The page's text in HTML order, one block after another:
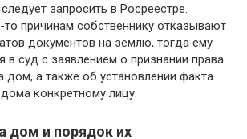
запросить в Росреестре.
причинам собственнику отказывают
документов на землю, тогда ему
в суд с заявлением о признании права
дом, а также об установлении факта
конкретному лицу.
дом и порядок их